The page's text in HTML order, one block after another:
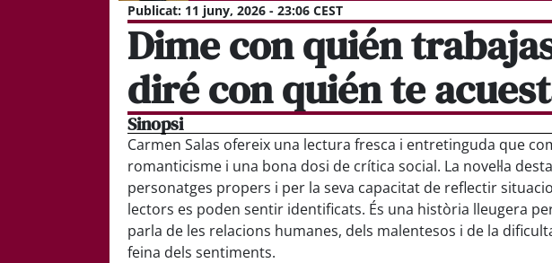
Publicat: 11 juny, 2026 - 23:06 CEST
Dime con quién
diré con quién te
Sinopsi
Carmen Salas ofereix una lectura fresca i entretinguda que
romanticisme i una bona dosi de crítica social. La novel·la
personatges propers i per la seva capacitat de reflectir
lectors es poden sentir identificats. És una història lleugera
parla de les relacions humanes, dels malentesos i de la
feina dels sentiments.